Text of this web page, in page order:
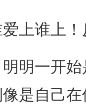
谁上！
一开始
是自己